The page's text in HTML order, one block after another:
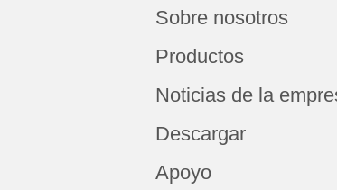
Sobre nosotros
Productos
Noticias de la
Descargar
Apoyo